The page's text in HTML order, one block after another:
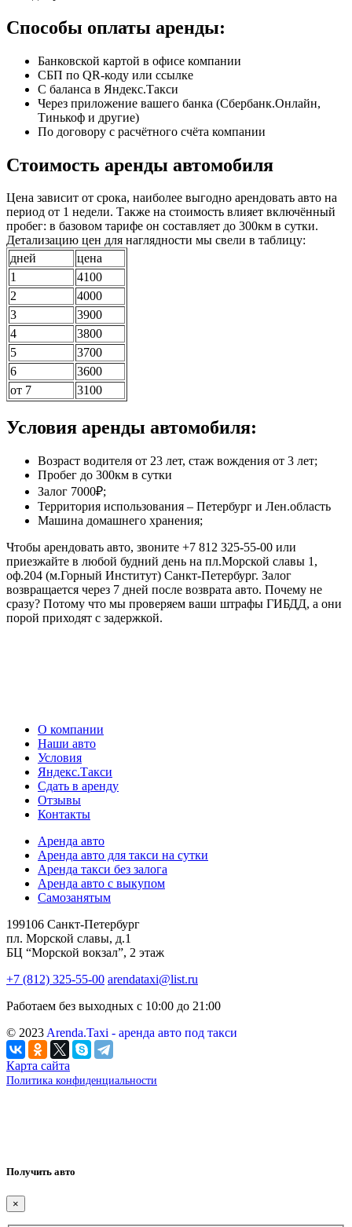
Способы оплаты аренды:
Банковской картой в офисе компании
СБП по QR-коду или ссылке
С баланса в Яндекс.Такси
Через приложение вашего банка (Сбербанк.Онлайн,
Тинькоф и другие)
По договору с расчётного счёта компании
Стоимость аренды автомобиля
Цена зависит от срока, наиболее выгодно арендовать авто на
период от 1 недели. Также на стоимость влияет включённый
пробег: в базовом тарифе он составляет до 300км в сутки.
Детализацию цен для наглядности мы свели в таблицу:
дней
цена
1
4100
2
4000
3
3900
4
3800
5
3700
6
3600
от 7
3100
Условия аренды автомобиля:
Возраст водителя от 23 лет, стаж вождения от 3 лет;
Пробег до 300км в сутки
Залог 7000₽;
Территория использования – Петербург и Лен.область
Машина домашнего хранения;
Чтобы арендовать авто, звоните +7 812 325-55-00 или
приезжайте в любой будний день на пл.Морской славы 1,
оф.204 (м.Горный Институт) Санкт-Петербург. Залог
возвращается через 7 дней после возврата авто. Почему не
сразу? Потому что мы проверяем ваши штрафы ГИБДД, а они
порой приходят с задержкой.
О компании
Наши авто
Условия
Яндекс.Такси
Сдать в аренду
Отзывы
Контакты
Аренда авто
Аренда авто для такси на сутки
Аренда такси без залога
Аренда авто с выкупом
Самозанятым
199106 Санкт-Петербург
пл. Морской славы, д.1
БЦ “Морской вокзал”, 2 этаж
+7 (812) 325-55-00 arendataxi@list.ru
Работаем без выходных с 10:00 до 21:00
© 2023 Arenda.Taxi - аренда авто под такси
Карта сайта
Политика конфиденциальности
Получить авто
×